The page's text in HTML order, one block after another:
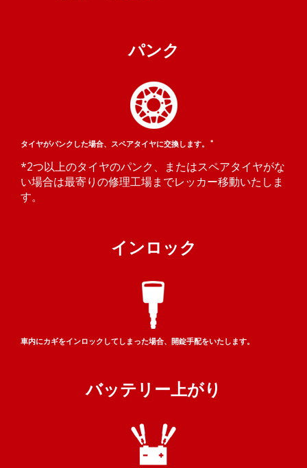
パンク
タイヤがパンクした場合、 スペアタイヤに交換します。 ＊
*2つ以上のタイヤのパンク、またはスペアタイヤがな
い場合は最寄りの修理工場までレッカー移動いたしま
す。
インロック
車内にカギをインロックして しまった場合、開錠手配をいたします。
バッテリー上がり